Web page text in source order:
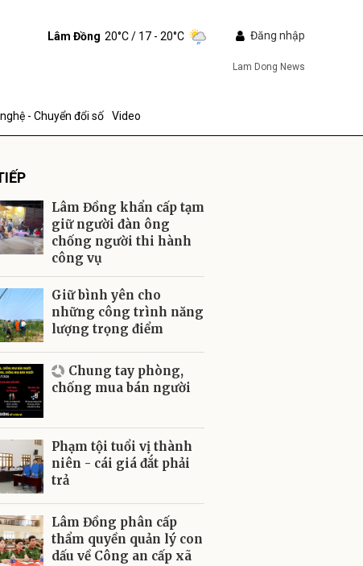
Lâm Đồng 20°C/ 17 - 20°C Đăng nhập
Lam Dong News
- Chuyển đổi số Video
Lâm Đồng khẩn cấp tạm
giữ người đàn ông
chống người thi hành
công vụ
Giữ bình yên cho
những công trình năng
lượng trọng điểm
Chung tay phòng,
chống mua bán người
Phạm tội tuổi vị thành
niên - cái giá đắt phải
trả
Lâm Đồng phân cấp
thẩm quyền quản lý con
dấu về Công an cấp xã